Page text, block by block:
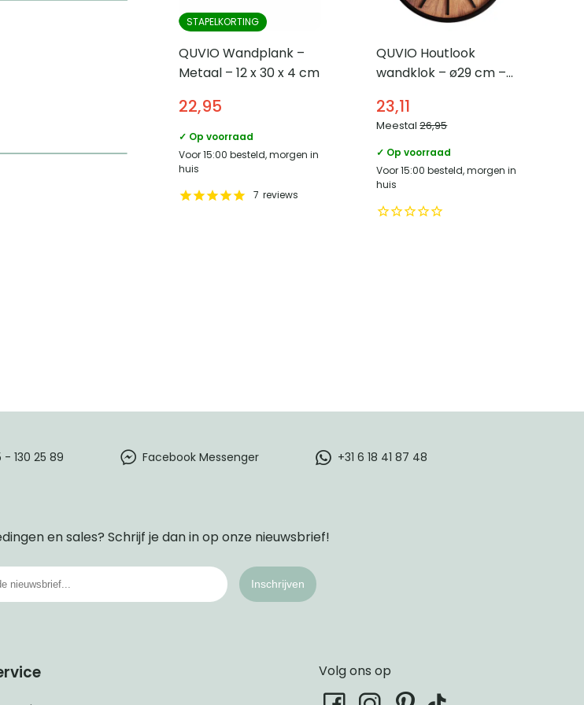
STAPELKORTING
QUVIO Wandplank –
Metaal – 12 x 30 x 4 cm
22,95
✓ Op voorraad
Voor 15:00 besteld, morgen in
huis
7 reviews
QUVIO Houtlook
wandklok – ø29 cm –
23,11
Meestal26,95
✓ Op voorraad
Voor 15:00 besteld, morgen in
huis
- 130 25 89 Facebook Messenger +31 6 18 41 87 48
en sales? Schrijf je dan in op onze nieuwsbrief!
Inschrijven
Volg ons op